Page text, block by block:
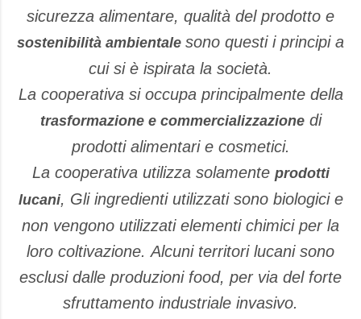
sicurezza alimentare, qualità del prodotto e
sostenibilità ambientale sono questi i principi a
cui si è ispirata la società.
La cooperativa si occupa principalmente della
trasformazione e commercializzazionedi
prodotti alimentari e cosmetici.
La cooperativa utilizza solamente prodotti
lucani, Gli ingredienti utilizzati sono biologici e
non vengono utilizzati elementi chimici per la
loro coltivazione. Alcuni territori lucani sono
esclusi dalle produzioni food, per via del forte
sfruttamento industriale invasivo.